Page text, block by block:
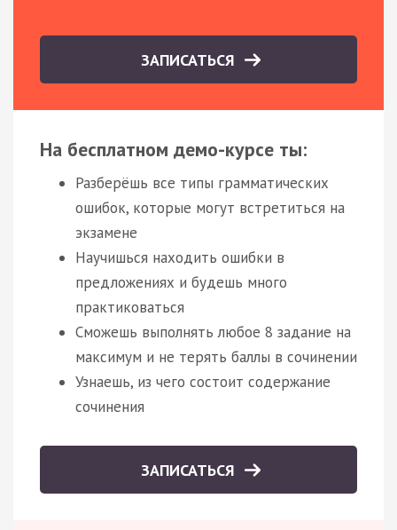
ЗАПИСАТЬСЯ
На бесплатном демо-курсе ты:
Разберёшь все типы грамматических
ошибок, которые могут встретиться на
экзамене
Научишься находить ошибки в
предложениях и будешь много
практиковаться
Сможешь выполнять любое 8 задание на
максимум и не терять баллы в сочинении
Узнаешь, из чего состоит содержание
сочинения
ЗАПИСАТЬСЯ